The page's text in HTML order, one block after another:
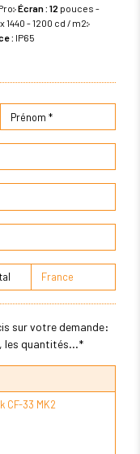
Écran : 12 pouces -
1440 - 1200 cd / m2
: IP65
sur votre demande:
les quantités...*